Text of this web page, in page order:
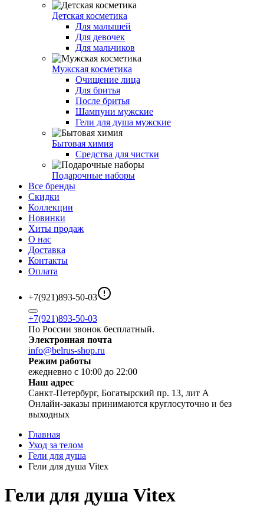
Детская косметика
Для малышей
Для девочек
Для мальчиков
Мужская косметика
Очищение лица
Для бритья
После бритья
Шампуни мужские
Гели для душа мужские
Бытовая химия
Средства для чистки
Подарочные наборы
Все бренды
Скидки
Коллекции
Новинки
Хиты продаж
О нас
Доставка
Контакты
Оплата
+7(921)893-50-03
+7(921)893-50-03
По России звонок бесплатный.
Электронная почта
info@belrus-shop.ru
Режим работы
ежедневно с 10:00 до 22:00
Наш адрес
Санкт-Петербург, Богатырский пр. 13, лит А
Онлайн-заказы принимаются круглосуточно и без
выходных
Главная
Уход за телом
Гели для душа
Гели для душа Vitex
Гели для душа Vitex